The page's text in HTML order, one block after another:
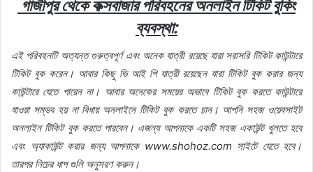
গাজীপুর থেকে কক্সবাজার পরিবহনের অনলাইনটিকিট বুকিং
ব্যবস্থা:
এই পরিবহনটি অত্যন্ত গুরুত্বপূর্ণ এবং অনেক যাত্রী রয়েছে যারা সরাসরি টিকিট কাউন্টারে
টিকিট বুক করেন। আবার কিছু ভি আই পি যাত্রী রয়েছেন যারা টিকিট বুক করার জন্য
কাউন্টারে যেতে পারেন না। আবার অনেকের সময়ের অভাবে টিকিট বুক করতে কাউন্টারে
যাওয়া সম্ভব হয় না বিধায় অনলাইনে টিকিট বুক করতে চান। আপনি সহজ ওয়েবসাইট
অনলাইন টিকিট বুক করতে পারবেন। এজন্য আপনাকে একটি সহজ একাউন্ট খুলতে হবে
এবং অ্যাকাউন্ট করার জন্য আপনাকেwww.shohoz.com সাইটে যেতে হবে।
তারপর নিচের ধাপ গুলি অনুসরণ করুন।